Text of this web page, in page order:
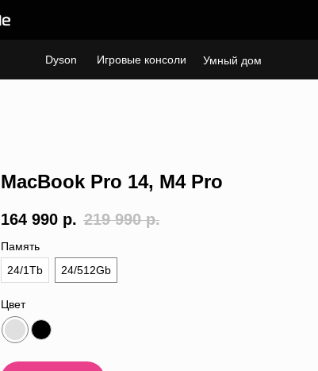
Игровые консоли Умный дом
Dyson
MacBook Pro 14, M4 Pro
164 990 р. 219 990 р.
Память
24/1Tb
24/512Gb
Цвет